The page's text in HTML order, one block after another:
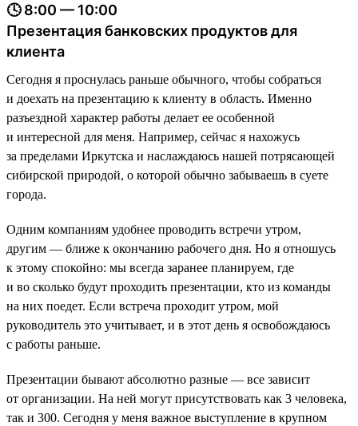
🕓 8:00 — 10:00
Презентация банковских продуктов для
клиента
Сегодня я проснулась раньше обычного, чтобы собраться
и доехать на презентацию к клиенту в область. Именно
разъездной характер работы делает ее особенной
и интересной для меня. Например, сейчас я нахожусь
за пределами Иркутска и наслаждаюсь нашей потрясающей
сибирской природой, о которой обычно забываешь в суете
города.
Одним компаниям удобнее проводить встречи утром,
другим — ближе к окончанию рабочего дня. Но я отношусь
к этому спокойно: мы всегда заранее планируем, где
и во сколько будут проходить презентации, кто из команды
на них поедет. Если встреча проходит утром, мой
руководитель это учитывает, и в этот день я освобождаюсь
с работы раньше.
Презентации бывают абсолютно разные — все зависит
от организации. На ней могут присутствовать как 3 человека,
так и 300. Сегодня у меня важное выступление в крупном